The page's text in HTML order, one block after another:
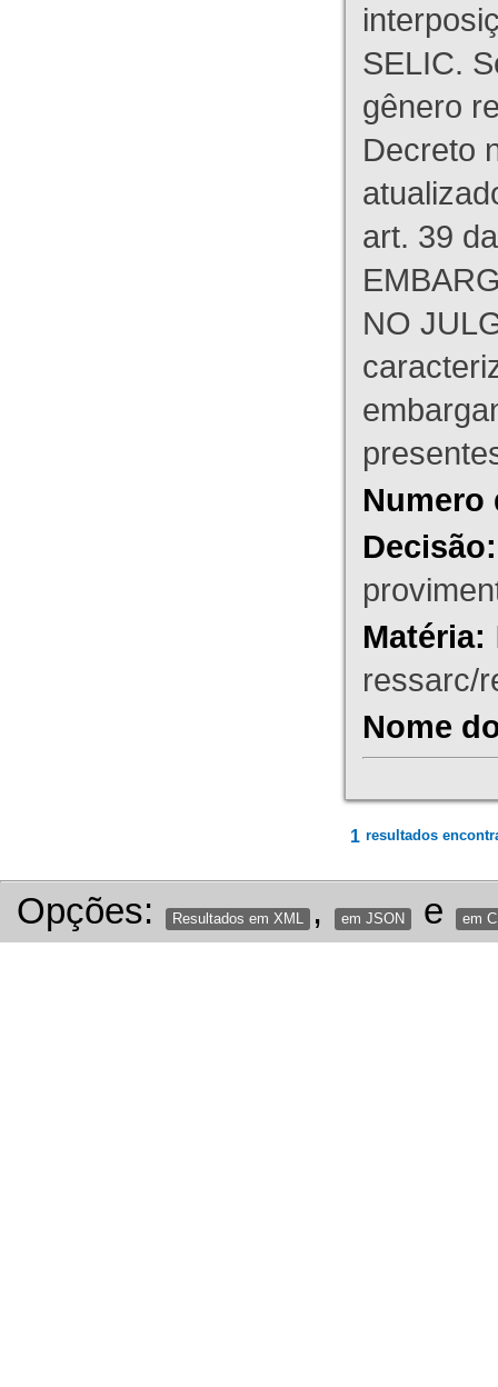
SELIC.
gênero
Decreto
art. 39
NO
Numero
Decisão:
Matéria:
ressarc/
Nome
1 resultados
Opções: Resultados em XML , em JSON e em